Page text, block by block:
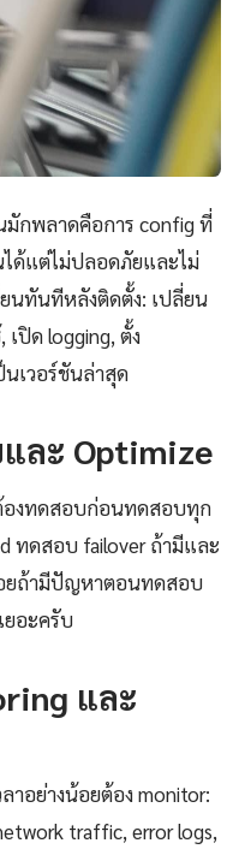
กพลาดคือการ config ที่
ด้แต่ไม่ปลอดภัยและไม่
นทันทีหลังติดตั้ง: เปลี่ยน
เปิด logging, ตั้ง
เวอร์ชันล่าสุด
ละ Optimize
องทดสอบก่อนทดสอบทุก
ทดสอบ failover ถ้ามีและ
ยถ้ามีปัญหาตอนทดสอบ
ยอะครับ
และ
าอย่างน้อยต้อง monitor:
traffic, error logs,